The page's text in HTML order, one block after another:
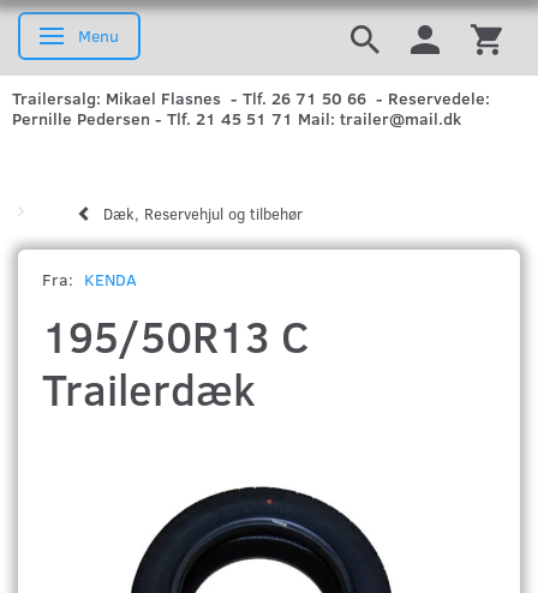
Skifte navigation
Menu
Trailersalg: Mikael Flasnes - Tlf. 26 71 50 66 - Reservedele:
Pernille Pedersen - Tlf. 21 45 51 71 Mail: trailer@mail.dk
Dæk, Reservehjul og tilbehør
Fra: KENDA
195/50R13 C
Trailerdæk